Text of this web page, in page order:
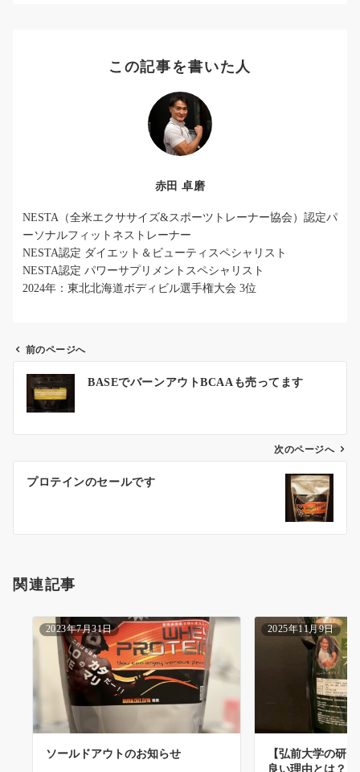
この記事を書いた人
赤田 卓磨
NESTA（全米エクササイズ&スポーツトレーナー協会）認定パ
ーソナルフィットネストレーナー
NESTA認定 ダイエット＆ビューティスペシャリスト
NESTA認定 パワーサプリメントスペシャリスト
2024年：東北北海道ボディビル選手権大会 3位
ン
前のページへ
BASEでバーンアウトBCAAも売ってます
次のページへ
プロテインのセールです
関連記事
2023年7月31日
ソールドアウトのお知らせ
2025年11月9日
【弘前大学の研
良い理由とは？